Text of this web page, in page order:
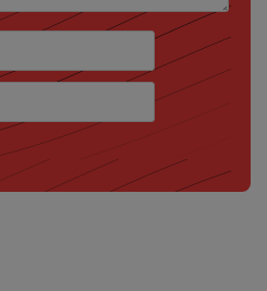
IP66, hoạt động ổn định
xanh, tăng hiệu quả ngăn
đến 512GB
báo động tùy chỉnh,
hóa
AOV PT